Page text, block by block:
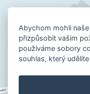
Abychom mohli
přizpůsobit vašim
používáme sobory
souhlas, který udělíte